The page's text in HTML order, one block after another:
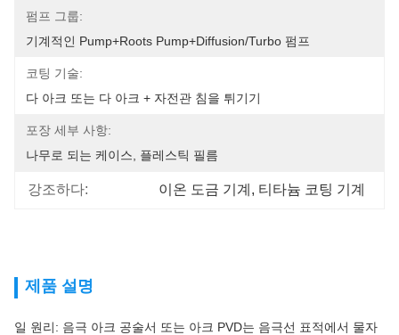
펌프 그룹:
기계적인 Pump+Roots Pump+Diffusion/Turbo 펌프
코팅 기술:
다 아크 또는 다 아크 + 자전관 침을 튀기기
포장 세부 사항:
나무로 되는 케이스, 플레스틱 필름
강조하다: 이온 도금 기계 , 티타늄 코팅 기계
제품 설명
일 원리: 음극 아크 공술서 또는 아크 PVD는 음극선 표적에서 물자